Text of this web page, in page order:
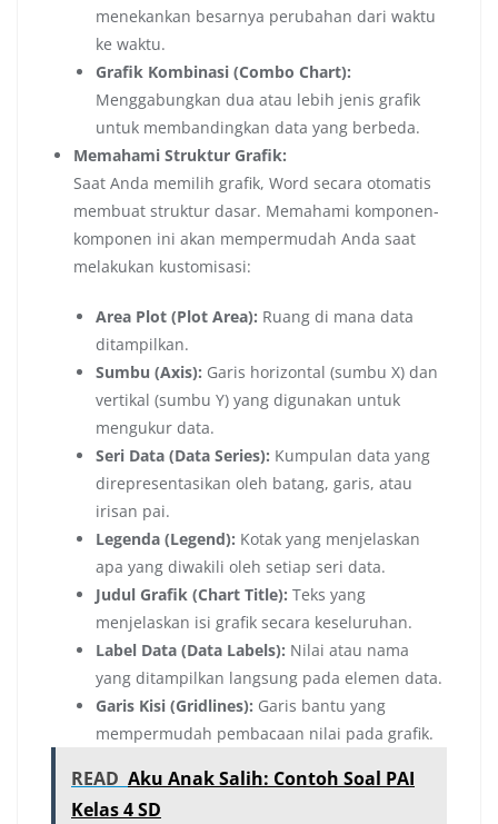
menekankan besarnya perubahan dari waktu
ke waktu.
Grafik Kombinasi (Combo Chart):
Menggabungkan dua atau lebih jenis grafik
untuk membandingkan data yang berbeda.
Memahami Struktur Grafik:
Saat Anda memilih grafik, Word secara otomatis
membuat struktur dasar. Memahami komponen-
komponen ini akan mempermudah Anda saat
melakukan kustomisasi:
Area Plot (Plot Area): Ruang di mana data
ditampilkan.
Sumbu (Axis): Garis horizontal (sumbu X) dan
vertikal (sumbu Y) yang digunakan untuk
mengukur data.
Seri Data (Data Series): Kumpulan data yang
direpresentasikan oleh batang, garis, atau
irisan pai.
Legenda (Legend): Kotak yang menjelaskan
apa yang diwakili oleh setiap seri data.
Judul Grafik (Chart Title): Teks yang
menjelaskan isi grafik secara keseluruhan.
Label Data (Data Labels): Nilai atau nama
yang ditampilkan langsung pada elemen data.
Garis Kisi (Gridlines): Garis bantu yang
mempermudah pembacaan nilai pada grafik.
READ Aku Anak Salih: Contoh Soal PAI
Kelas 4 SD